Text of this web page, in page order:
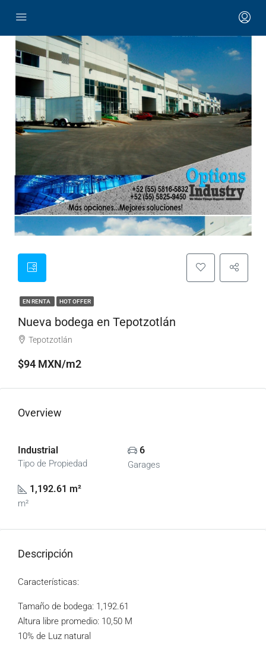
EN RENTA HOT OFFER
Nueva bodega en Tepotzotlán
Tepotzotlán
$94 MXN/m2
Overview
Industrial
Tipo de Propiedad
6
Garages
1,192.61 m²
m²
Descripción
Características:
Tamaño de bodega: 1,192.61
Altura libre promedio: 10,50 M
10% de Luz natural